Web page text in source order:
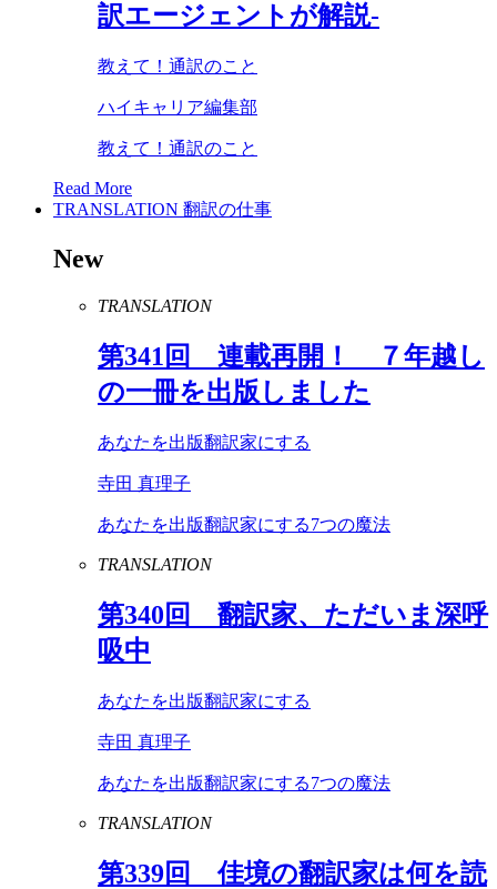
訳エージェントが解説-
教えて！通訳のこと
ハイキャリア編集部
教えて！通訳のこと
Read More
TRANSLATION 翻訳の仕事
New
TRANSLATION
第341 回 連載再開！ ７年越し
の一冊を出版しました
あなたを出版翻訳家にする
寺田 真理子
あなたを出版翻訳家にする7つの魔法
TRANSLATION
第340回 翻訳家、ただいま深呼
吸中
あなたを出版翻訳家にする
寺田 真理子
あなたを出版翻訳家にする7つの魔法
TRANSLATION
第339回 佳境の翻訳家は何を読